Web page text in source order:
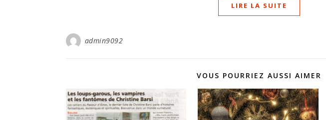
LIRE LA SUITE
admin9092
VOUS POURRIEZ AUSSI AIMER